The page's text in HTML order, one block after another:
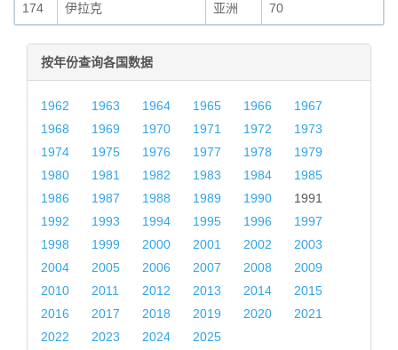
174 伊拉克 亚洲 70
按年份查询各国数据
1962 1963 1964 1965 1966
1967
1968
1969 1970 1971 1972
1973
1974
1975 1976 1977 1978
1979
1980
1981 1982 1983 1984
1985
1986
1987 1988 1989 1990
1991
1992
1993 1994 1995 1996
1997
1998
1999 2000 2001 2002
2003
2004
2005 2006 2007 2008
2009
2010
2011 2012 2013 2014
2015
2016
2017 2018 2019 2020
2021
2022
2023 2024 2025